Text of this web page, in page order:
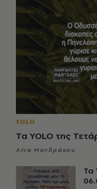
YOLO
Τα YOLO της
Λίνα Μανδράκου
Τα